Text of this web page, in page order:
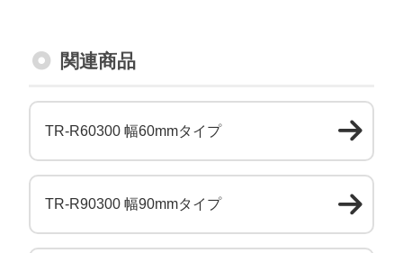
関連商品
TR-R60300 幅60mmタイプ
TR-R90300 幅90mmタイプ